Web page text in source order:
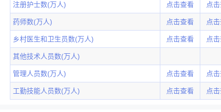
注册护士数(万人) 点击查看 点
药师数(万人) 点击查看 点
乡村医生和卫生员数(万人) 点击查看 点
其他技术人员数(万人)
管理人员数(万人) 点击查看 点
工勤技能人员数(万人) 点击查看 点